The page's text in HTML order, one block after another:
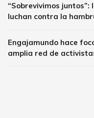
“Sobrevivimos
luchan contra la
Engajamundo hace
amplia red de